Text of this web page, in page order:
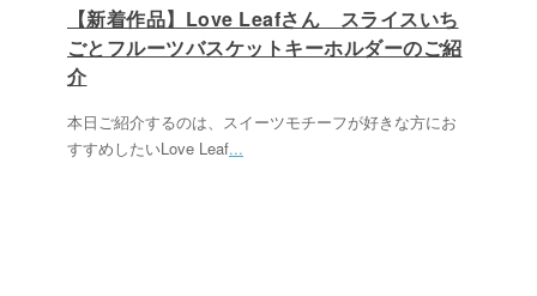
【新着作品】Love Leafさん スライスいち
ごとフルーツバスケットキーホルダーのご紹
介
本日ご紹介するのは、スイーツモチーフが好きな方にお
すすめしたいLove Leaf...